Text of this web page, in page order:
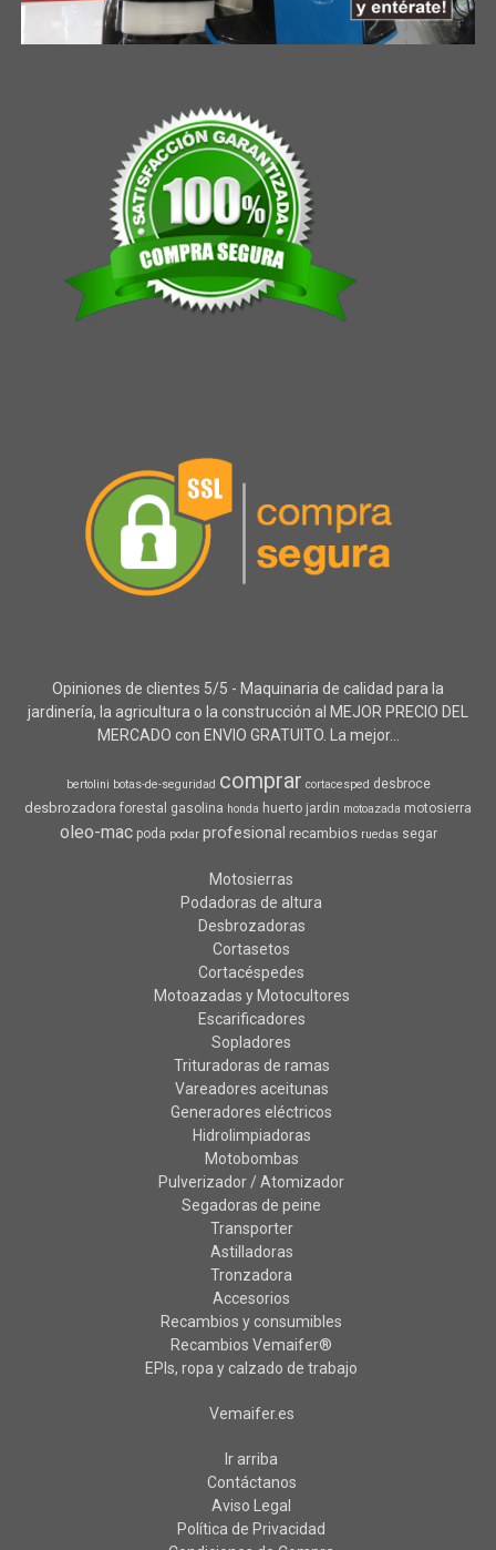
Opiniones de clientes 5/5 - Maquinaria de calidad para la
jardinería, la agricultura o la construcción al MEJOR PRECIO DEL
MERCADO con ENVIO GRATUITO. La mejor...
bertolini botas-de-seguridad comprar cortacesped desbroce
desbrozadora forestal gasolina honda huerto jardin motoazada motosierra
oleo-mac poda podar profesional recambios ruedas segar
Motosierras
Podadoras de altura
Desbrozadoras
Cortasetos
Cortacéspedes
Motoazadas y Motocultores
Escarificadores
Sopladores
Trituradoras de ramas
Vareadores aceitunas
Generadores eléctricos
Hidrolimpiadoras
Motobombas
Pulverizador / Atomizador
Segadoras de peine
Transporter
Astilladoras
Tronzadora
Accesorios
Recambios y consumibles
Recambios Vemaifer®
EPIs, ropa y calzado de trabajo
Vemaifer.es
Ir arriba
Contáctanos
Aviso Legal
Política de Privacidad